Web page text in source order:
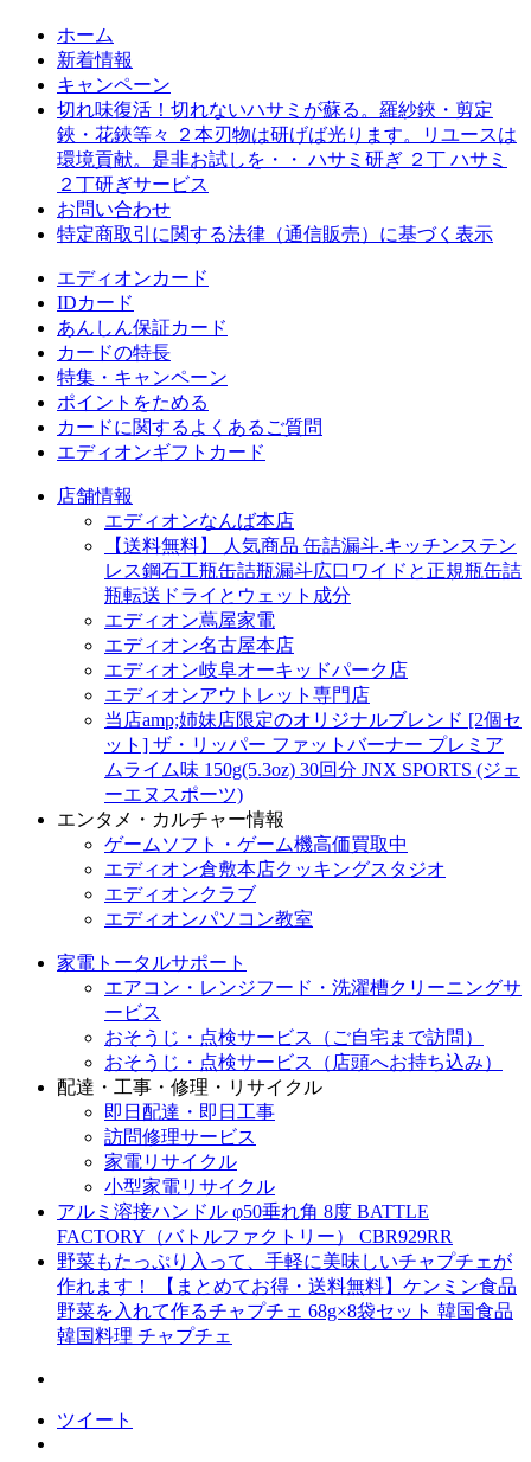
ホーム
新着情報
キャンペーン
切れ味復活！切れないハサミが蘇る。羅紗鋏・剪定
鋏・花鋏等々 ２本刃物は研げば光ります。リユースは
環境貢献。是非お試しを・・ ハサミ研ぎ ２丁 ハサミ
２丁研ぎサービス
お問い合わせ
特定商取引に関する法律（通信販売）に基づく表示
エディオンカード
IDカード
あんしん保証カード
カードの特長
特集・キャンペーン
ポイントをためる
カードに関するよくあるご質問
エディオンギフトカード
店舗情報
エディオンなんば本店
【送料無料】 人気商品 缶詰漏斗.キッチンステン
レス鋼石工瓶缶詰瓶漏斗広口ワイドと正規瓶缶詰
瓶転送ドライとウェット成分
エディオン蔦屋家電
エディオン名古屋本店
エディオン岐阜オーキッドパーク店
エディオンアウトレット専門店
当店amp;姉妹店限定のオリジナルブレンド [2個セ
ット] ザ・リッパー ファットバーナー プレミア
ムライム味 150g(5.3oz) 30回分 JNX SPORTS (ジェ
ーエヌスポーツ)
エンタメ・カルチャー情報
ゲームソフト・ゲーム機高価買取中
エディオン倉敷本店クッキングスタジオ
エディオンクラブ
エディオンパソコン教室
家電トータルサポート
エアコン・レンジフード・洗濯槽クリーニングサ
ービス
おそうじ・点検サービス（ご自宅まで訪問）
おそうじ・点検サービス（店頭へお持ち込み）
配達・工事・修理・リサイクル
即日配達・即日工事
訪問修理サービス
家電リサイクル
小型家電リサイクル
アルミ溶接ハンドル φ50垂れ角 8度 BATTLE
FACTORY（バトルファクトリー） CBR929RR
野菜もたっぷり入って、手軽に美味しいチャプチェが
作れます！ 【まとめてお得・送料無料】ケンミン食品
野菜を入れて作るチャプチェ 68g×8袋セット 韓国食品
韓国料理 チャプチェ
ツイート